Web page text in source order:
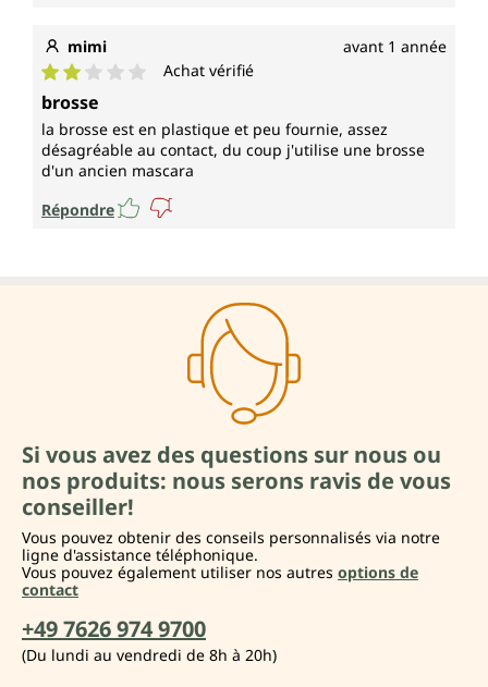
mimi avant 1 année
Note moyenne de 2 sur 5 étoiles
Achat vérifié
brosse
la brosse est en plastique et peu fournie, assez
désagréable au contact, du coup j'utilise une brosse
d'un ancien mascara
Répondre
Si vous avez des questions sur nous ou
nos produits: nous serons ravis de vous
conseiller!
Vous pouvez obtenir des conseils personnalisés via notre
ligne d'assistance téléphonique.
Vous pouvez également utiliser nos autres options de
contact
+49 7626 974 9700
(Du lundi au vendredi de 8h à 20h)